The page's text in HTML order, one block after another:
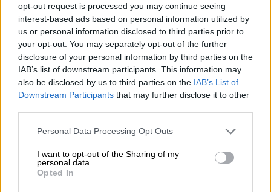
opt-out request is processed you may continue seeing
interest-based ads based on personal information utilized by
us or personal information disclosed to third parties prior to
your opt-out. You may separately opt-out of the further
disclosure of your personal information by third parties on the
IAB’s list of downstream participants. This information may
also be disclosed by us to third parties on the IAB’s List of
Downstream Participants that may further disclose it to other
Please note that this website/app uses one or more Google
not limited to your visit or usage behaviour. You may click to
grant or deny consent to Google and its third-party tags to
use your data for below specified purposes in below Google
Personal Data Processing Opt Outs
I want to opt-out of the Sharing of my
personal data.
Opted In
ΔΙΑΒΑΣΤΕ ΕΠΙΣΗΣ
Ελλάδα 18.10.2024 13:11
Ηράκλειο: Κακουργηματική δίωξη για
πρώτη φορά σε μαθητή μετά από
επεισόδιο με ξυλοδαρμό
50χρονος